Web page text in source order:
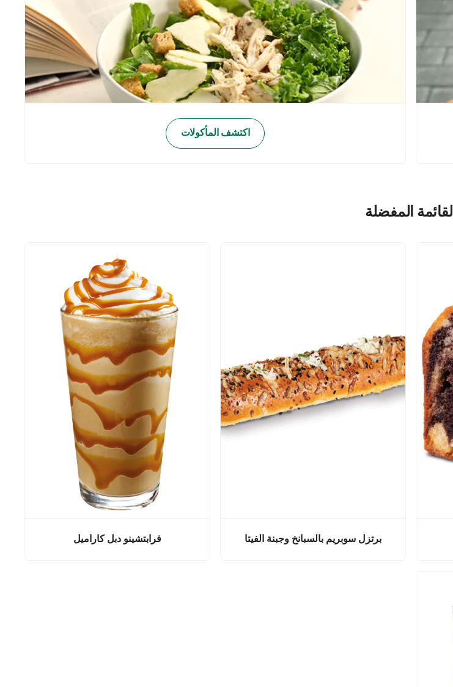
اكتشف المأكولات
القائمة المفضلة
برتزل سوبريم بالسبانخ وجبنة الفيتا فرابتشينو دبل كاراميل